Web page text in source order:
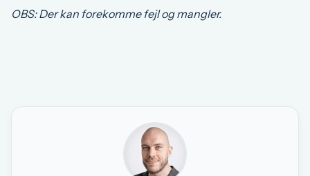
OBS: Der kan forekomme fejl og mangler.